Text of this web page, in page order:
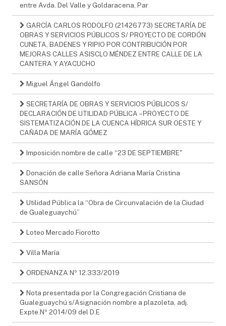
entre Avda. Del Valle y Goldaracena, Par
GARCÍA CARLOS RODOLFO (21426773) SECRETARÍA DE
OBRAS Y SERVICIOS PÚBLICOS S/ PROYECTO DE CORDÓN
CUNETA, BADENES Y RIPIO POR CONTRIBUCIÓN POR
MEJORAS CALLES ASISCLO MÉNDEZ ENTRE CALLE DE LA
CANTERA Y AYACUCHO
Miguel Ángel Gandolfo
SECRETARÍA DE OBRAS Y SERVICIOS PÚBLICOS S/
DECLARACIÓN DE UTILIDAD PÚBLICA – PROYECTO DE
SISTEMATIZACIÓN DE LA CUENCA HÍDRICA SUR OESTE Y
CAÑADA DE MARÍA GÓMEZ
Imposición nombre de calle “23 DE SEPTIEMBRE"
Donación de calle Señora Adriana María Cristina
SANSÓN
Utilidad Pública la “Obra de Circunvalación de la Ciudad
de Gualeguaychú”
Loteo Mercado Fiorotto
Villa María
ORDENANZA Nº 12.333/2019
Nota presentada por la Congregación Cristiana de
Gualeguaychú s/Asignación nombre a plazoleta, adj.
Expte.Nº 2014/09 del D.E